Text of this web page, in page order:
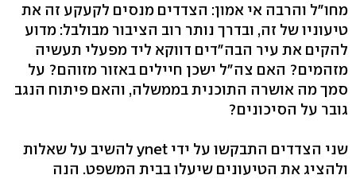
מחו"ל והרבה אי אמון: הצדדים מנסים לקעקע זה את
טיעוניו של זה, ובדרך נותר רוב הציבור מבולבל: מדוע
להקים את עיר הבה"דים דווקא ליד מפעלי תעשיה
מזהמים? האם צה"ל ישכן חיילים באזור מזוהם? על
סמך מה אושרה התוכנית בממשלה, והאם פיתוח הנגב
גובר על הסיכונים?
שני הצדדים התבקשו על ידי ynet להשיב על שאלות
ולהציג את הטיעונים שיעלו בבית המשפט. הנה